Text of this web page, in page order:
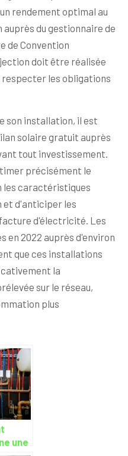
rendement optimal au
du gestionnaire de
de Convention
doit être réalisée
respecter les obligations
son installation, il est
solaire gratuit auprès
tout investissement.
précisément le
les caractéristiques
et d'anticiper les
d'électricité. Les
en 2022 auprès d'environ
que ces installations
la
sur le réseau,
plus
une